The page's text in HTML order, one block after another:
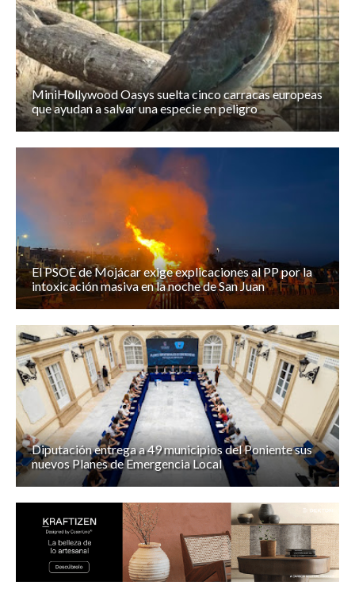
MiniHollywood Oasys suelta cinco carracas europeas
que ayudan a salvar una especie en peligro
El PSOE de Mojácar exige explicaciones al PP por la
intoxicación masiva en la noche de San Juan
Diputación entrega a 49 municipios del Poniente sus
nuevos Planes de Emergencia Local